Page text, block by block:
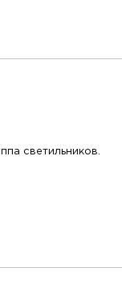
светильников.